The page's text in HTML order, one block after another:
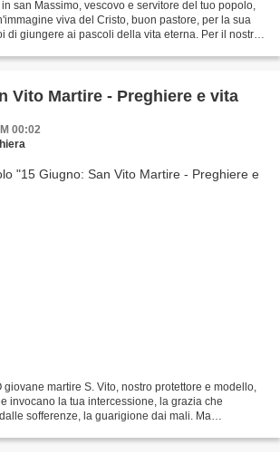
san Massimo, vescovo e servitore del tuo popolo,
viva del Cristo, buon pastore, per la sua
di giungere ai pascoli della vita eterna. Per il nostro
Vito Martire - Preghiere e vita
00:02
martire S. Vito, nostro protettore e modello,
invocano la tua intercessione, la grazia che
sofferenze, la guarigione dai mali. Ma